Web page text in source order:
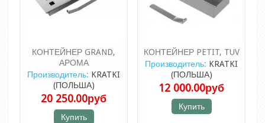
КОНТЕЙНЕР GRAND,
АРОМА
Производитель: KRATKI
(ПОЛЬША)
20 250.00руб
Купить
КОНТЕЙНЕР PETIT, TUV
Производитель: KRATKI
(ПОЛЬША)
12 000.00руб
Купить